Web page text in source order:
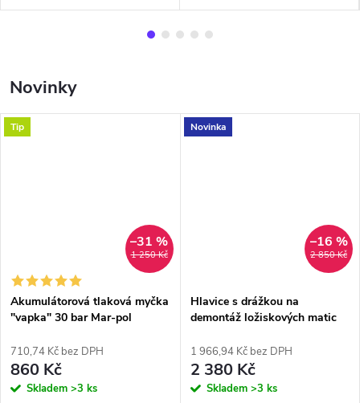
Novinky
Tip
1 250 Kč
–31 %
Akumulátorová tlaková myčka
"vapka" 30 bar Mar-pol
710,74 Kč bez DPH
860 Kč
Skladem >3 ks
Novinka
2 850 Kč
–16 %
Hlavice s drážkou na
demontáž ložiskových matic
1 966,94 Kč bez DPH
2 380 Kč
Skladem >3 ks